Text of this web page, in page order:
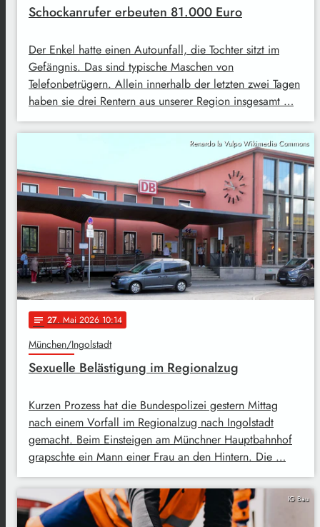
Schockanrufer erbeuten 81.000 Euro
Der Enkel hatte einen Autounfall, die Tochter sitzt im
Gefängnis. Das sind typische Maschen von
Telefonbetrügern. Allein innerhalb der letzten zwei Tagen
haben sie drei Rentern aus unserer Region insgesamt …
Renardo la Vulpo Wikimedia Commons
notes 27. Mai 2026 10:14
München/Ingolstadt
Sexuelle Belästigung im Regionalzug
Kurzen Prozess hat die Bundespolizei gestern Mittag
nach einem Vorfall im Regionalzug nach Ingolstadt
gemacht. Beim Einsteigen am Münchner Hauptbahnhof
grapschte ein Mann einer Frau an den Hintern. Die …
IG Bau